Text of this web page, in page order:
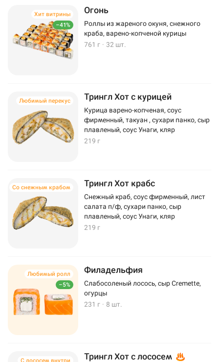
–41%
Хит витрины Огонь
Роллы из жареного окуня, снежного
краба, варено-копченой курицы
761 г · 32 шт.
Любимый перекус Трингл Хот с курицей
Курица варено-копченая, соус
фирменный, такуан , сухари панко, сыр
плавленый, соус Унаги, кляр
219 г
Со снежным крабом Трингл Хот крабс
Снежный краб, соус фирменный, лист
салата п/ф, сухари панко, сыр
плавленый, соус Унаги, кляр
219 г
–5%
Любимый ролл Филадельфия
Слабосоленый лосось, сыр Cremette,
огурцы
231 г · 8 шт.
С лососем внутри Трингл Хот с лососем